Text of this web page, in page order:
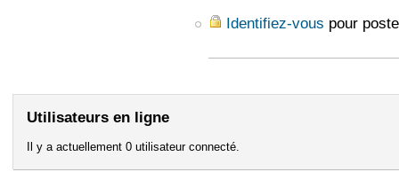
Identifiez-vous pour
Utilisateurs en ligne
Il y a actuellement 0 utilisateur connecté.